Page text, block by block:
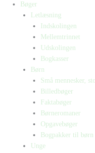
Bøger
Letlæsning
Indskolingen
Mellemtrinnet
Udskolingen
Bogkasser
Børn
Små mennesker,
Billedbøger
Faktabøger
Børneromaner
Opgavebøger
Bogpakker til børn
Unge